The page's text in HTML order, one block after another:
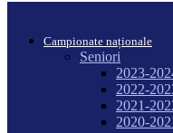
Campionate naționale
Seniori
2023-
2022-
2021-
2020-